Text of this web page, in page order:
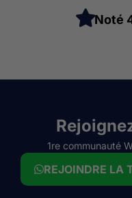
Noté
1re communauté
REJOINDRE LA